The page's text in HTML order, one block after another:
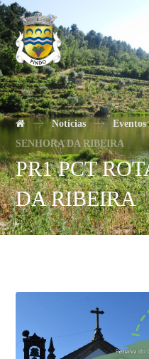
Notícias Eventos
SENHORA DA RIBEIRA
PR1 PCT
DA RIBEIRA